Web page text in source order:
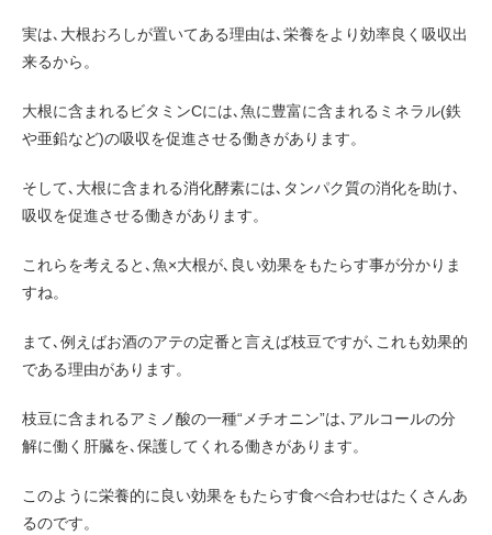
実は､大根おろしが置いてある理由は､栄養をより効率良く吸収出
来るから。
大根に含まれるビタミンCには､魚に豊富に含まれるミネラル(鉄
や亜鉛など)の吸収を促進させる働きがあります。
そして､大根に含まれる消化酵素には､タンパク質の消化を助け､
吸収を促進させる働きがあります。
これらを考えると､魚×大根が､良い効果をもたらす事が分かりま
すね。
まて､例えばお酒のアテの定番と言えば枝豆ですが､これも効果的
である理由があります。
枝豆に含まれるアミノ酸の一種“メチオニン”は､アルコールの分
解に働く肝臓を､保護してくれる働きがあります。
このように栄養的に良い効果をもたらす食べ合わせはたくさんあ
るのです。